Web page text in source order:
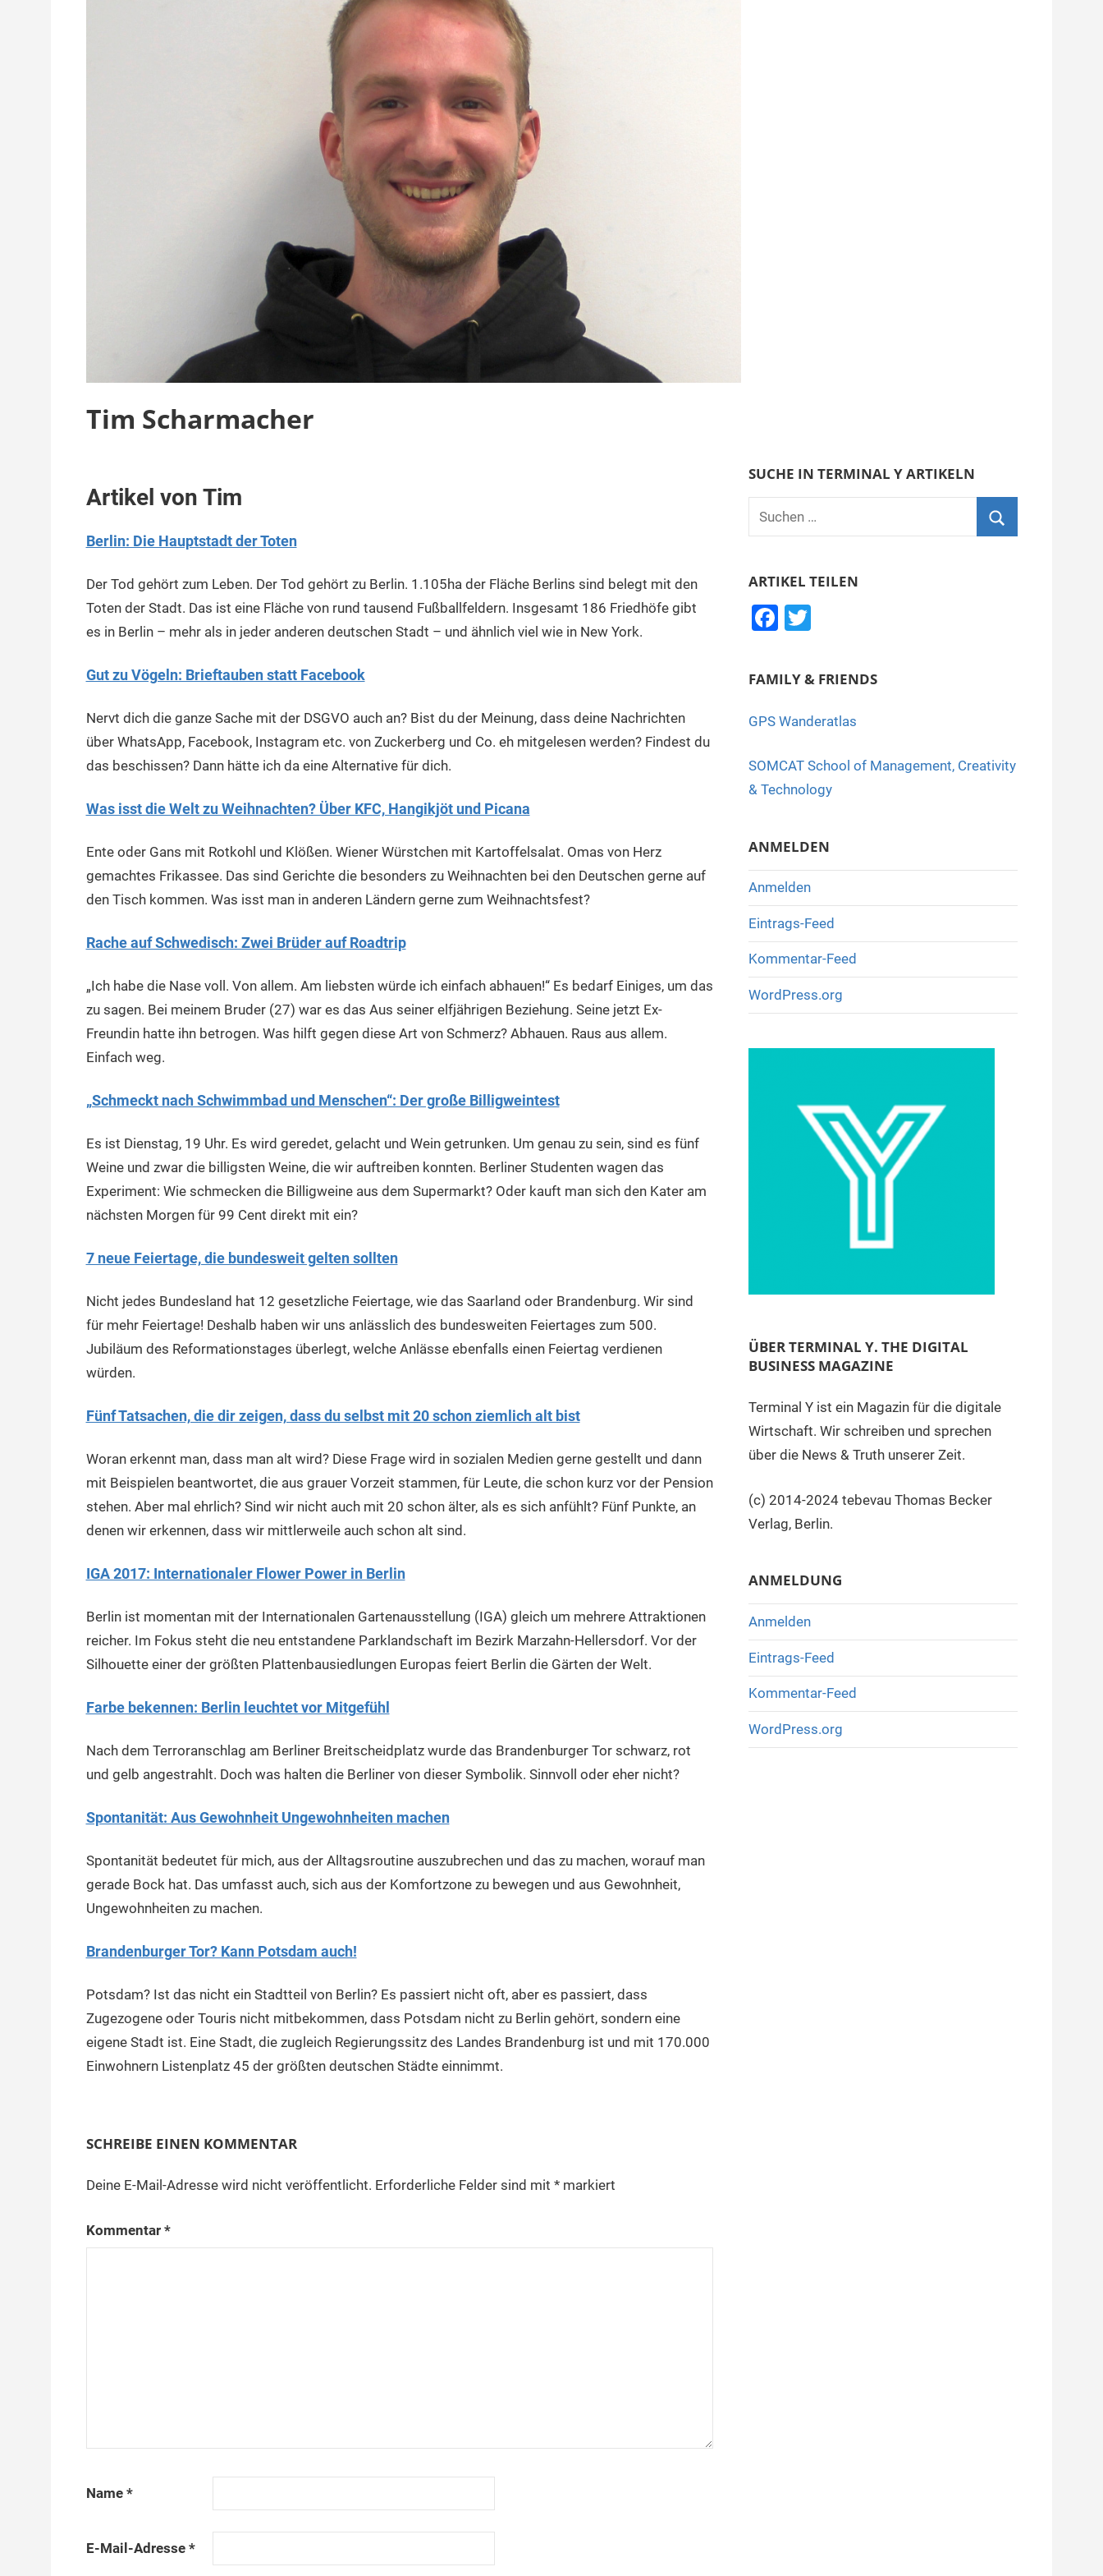
Tim Scharmacher
November
y
Artikel von Tim
Berlin: Die Hauptstadt der Toten
Der Tod gehört zum Leben. Der Tod gehört zu Berlin. 1.105ha der Fläche Berlins sind belegt mit den
Toten der Stadt. Das ist eine Fläche von rund tausend Fußballfeldern. Insgesamt 186 Friedhöfe gibt
es in Berlin – mehr als in jeder anderen deutschen Stadt – und ähnlich viel wie in New York.
Gut zu Vögeln: Brieftauben statt Facebook
Nervt dich die ganze Sache mit der DSGVO auch an? Bist du der Meinung, dass deine Nachrichten
über WhatsApp, Facebook, Instagram etc. von Zuckerberg und Co. eh mitgelesen werden? Findest du
das beschissen? Dann hätte ich da eine Alternative für dich.
Was isst die Welt zu Weihnachten? Über KFC, Hangikjöt und Picana
Ente oder Gans mit Rotkohl und Klößen. Wiener Würstchen mit Kartoffelsalat. Omas von Herz
gemachtes Frikassee. Das sind Gerichte die besonders zu Weihnachten bei den Deutschen gerne auf
den Tisch kommen. Was isst man in anderen Ländern gerne zum Weihnachtsfest?
Rache auf Schwedisch: Zwei Brüder auf Roadtrip
„Ich habe die Nase voll. Von allem. Am liebsten würde ich einfach abhauen!“ Es bedarf Einiges, um das
zu sagen. Bei meinem Bruder (27) war es das Aus seiner elfjährigen Beziehung. Seine jetzt Ex-
Freundin hatte ihn betrogen. Was hilft gegen diese Art von Schmerz? Abhauen. Raus aus allem.
Einfach weg.
„Schmeckt nach Schwimmbad und Menschen“: Der große Billigweintest
Es ist Dienstag, 19 Uhr. Es wird geredet, gelacht und Wein getrunken. Um genau zu sein, sind es fünf
Weine und zwar die billigsten Weine, die wir auftreiben konnten. Berliner Studenten wagen das
Experiment: Wie schmecken die Billigweine aus dem Supermarkt? Oder kauft man sich den Kater am
nächsten Morgen für 99 Cent direkt mit ein?
7 neue Feiertage, die bundesweit gelten sollten
Nicht jedes Bundesland hat 12 gesetzliche Feiertage, wie das Saarland oder Brandenburg. Wir sind
für mehr Feiertage! Deshalb haben wir uns anlässlich des bundesweiten Feiertages zum 500.
Jubiläum des Reformationstages überlegt, welche Anlässe ebenfalls einen Feiertag verdienen
würden.
Fünf Tatsachen, die dir zeigen, dass du selbst mit 20 schon ziemlich alt bist
Woran erkennt man, dass man alt wird? Diese Frage wird in sozialen Medien gerne gestellt und dann
mit Beispielen beantwortet, die aus grauer Vorzeit stammen, für Leute, die schon kurz vor der Pension
stehen. Aber mal ehrlich? Sind wir nicht auch mit 20 schon älter, als es sich anfühlt? Fünf Punkte, an
denen wir erkennen, dass wir mittlerweile auch schon alt sind.
IGA 2017: Internationaler Flower Power in Berlin
Berlin ist momentan mit der Internationalen Gartenausstellung (IGA) gleich um mehrere Attraktionen
reicher. Im Fokus steht die neu entstandene Parklandschaft im Bezirk Marzahn-Hellersdorf. Vor der
Silhouette einer der größten Plattenbausiedlungen Europas feiert Berlin die Gärten der Welt.
Farbe bekennen: Berlin leuchtet vor Mitgefühl
Nach dem Terroranschlag am Berliner Breitscheidplatz wurde das Brandenburger Tor schwarz, rot
und gelb angestrahlt. Doch was halten die Berliner von dieser Symbolik. Sinnvoll oder eher nicht?
Spontanität: Aus Gewohnheit Ungewohnheiten machen
Spontanität bedeutet für mich, aus der Alltagsroutine auszubrechen und das zu machen, worauf man
gerade Bock hat. Das umfasst auch, sich aus der Komfortzone zu bewegen und aus Gewohnheit,
Ungewohnheiten zu machen.
Brandenburger Tor? Kann Potsdam auch!
Potsdam? Ist das nicht ein Stadtteil von Berlin? Es passiert nicht oft, aber es passiert, dass
Zugezogene oder Touris nicht mitbekommen, dass Potsdam nicht zu Berlin gehört, sondern eine
eigene Stadt ist. Eine Stadt, die zugleich Regierungssitz des Landes Brandenburg ist und mit 170.000
Einwohnern Listenplatz 45 der größten deutschen Städte einnimmt.
SCHREIBE EINEN KOMMENTAR
Deine E-Mail-Adresse wird nicht veröffentlicht. Erforderliche Felder sind mit *markiert
Kommentar *
Name *
E-Mail-Adresse *
SUCHE IN TERMINAL Y ARTIKELN
Suchen
nach:
ARTIKEL TEILEN
F
c
b
o
k
T
tt
FAMILY & FRIENDS
GPS Wanderatlas
SOMCAT School of Management, Creativity
& Technology
ANMELDEN
Anmelden
Eintrags-Feed
Kommentar-Feed
WordPress.org
ÜBER TERMINAL Y. THE DIGITAL
BUSINESS MAGAZINE
Terminal Y ist ein Magazin für die digitale
Wirtschaft. Wir schreiben und sprechen
über die News & Truth unserer Zeit.
(c) 2014-2024 tebevau Thomas Becker
Verlag, Berlin.
ANMELDUNG
Anmelden
Eintrags-Feed
Kommentar-Feed
WordPress.org